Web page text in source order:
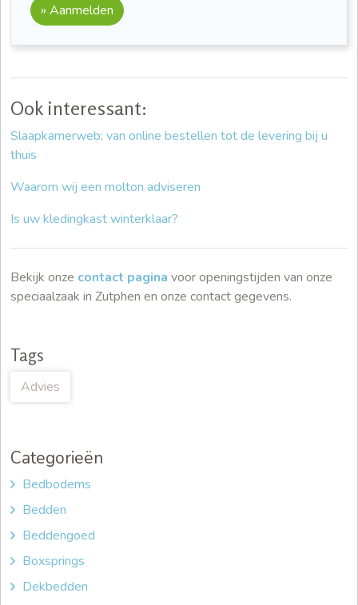
Categorieën
Bedbodems
Bedden
Beddengoed
Boxsprings
Dekbedden
» Aanmelden
Ook interessant:
Slaapkamerweb; van online bestellen tot de levering bij u
thuis
Waarom wij een molton adviseren
Is uw kledingkast winterklaar?
Bekijk onze contact pagina voor openingstijden van onze
speciaalzaak in Zutphen en onze contact gegevens.
Tags
Advies